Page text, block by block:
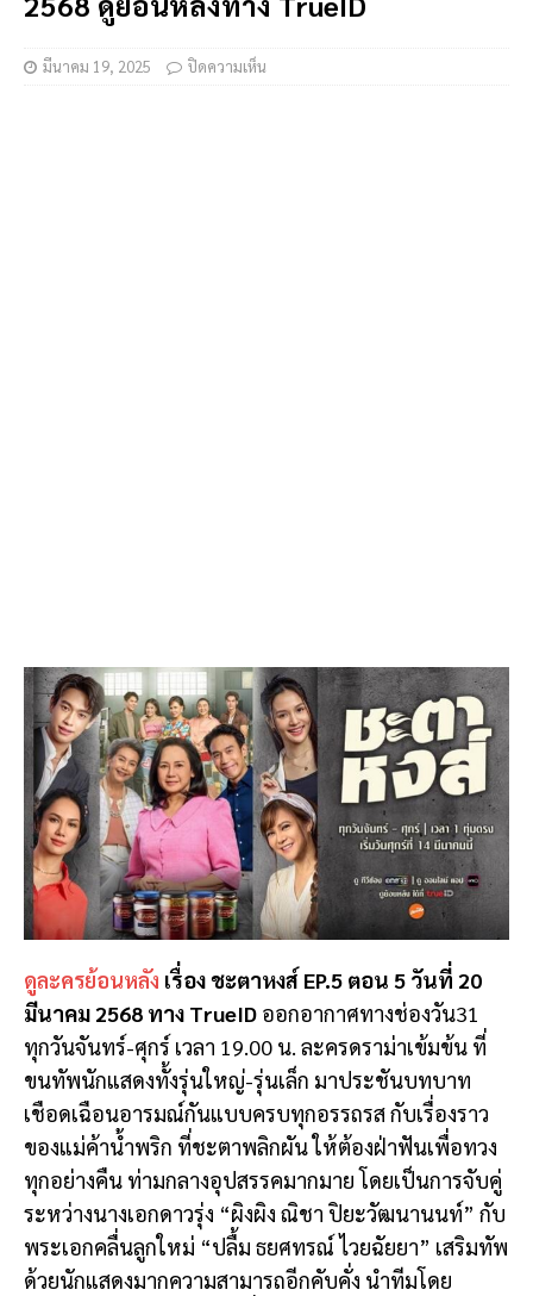
มีนาคม 19, 2025 ปิดความเห็น
ดูละครย้อนหลัง เรื่อง ชะตาหงส์ EP.5 ตอน 5 วันที่ 20
มีนาคม 2568 ทาง TrueID ออกอากาศทางช่องวัน31
ทุกวันจันทร์-ศุกร์ เวลา 19.00 น. ละครดราม่าเข้มข้น ที่
ขนทัพนักแสดงทั้งรุ่นใหญ่-รุ่นเล็ก มาประชันบทบาท
เชือดเฉือนอารมณ์กันแบบครบทุกอรรถรส กับเรื่องราว
ของแม่ค้าน้ำพริก ที่ชะตาพลิกผัน ให้ต้องฝ่าฟันเพื่อทวง
ทุกอย่างคืน ท่ามกลางอุปสรรคมากมาย โดยเป็นการจับคู่
ระหว่างนางเอกดาวรุ่ง “ผิงผิง ณิชา ปิยะวัฒนานนท์” กับ
พระเอกคลื่นลูกใหม่ “ปลื้ม ธยศทรณ์ ไวยฉัยยา” เสริมทัพ
ด้วยนักแสดงมากความสามารถอีกคับคั่ง นำทีมโดย